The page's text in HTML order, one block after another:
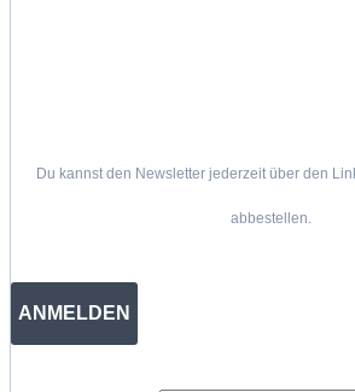
Du kannst den Newsletter jederzeit über den
abbestellen.
ANMELDEN